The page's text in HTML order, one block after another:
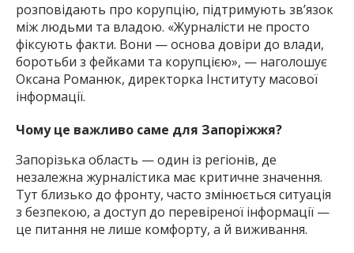
розповідають про корупцію, підтримують зв’язок
між людьми та владою. «Журналісти не просто
фіксують факти. Вони — основа довіри до влади,
боротьби з фейками та корупцією», — наголошує
Оксана Романюк, директорка Інституту масової
інформації.
Чому це важливо саме для Запоріжжя?
Запорізька область — один із регіонів, де
незалежна журналістика має критичне значення.
Тут близько до фронту, часто змінюється ситуація
з безпекою, а доступ до перевіреної інформації —
це питання не лише комфорту, а й виживання.